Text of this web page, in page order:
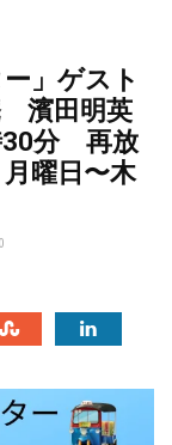
」ゲスト
濱田明英
30分 再放
曜日〜木
0